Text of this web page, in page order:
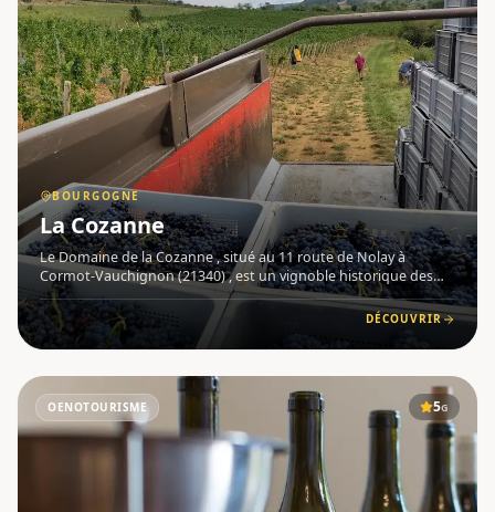
BOURGOGNE
La Cozanne
Le Domaine de la Cozanne , situé au 11 route de Nolay à
Cormot-Vauchignon (21340) , est un vignoble historique des
Hautes Côtes de Beaune , en Bourgogne . Dirigé par Véronique
et Étienne David avec leurs enfants, il s'appuie également sur l
DÉCOUVRIR
OENOTOURISME 5G